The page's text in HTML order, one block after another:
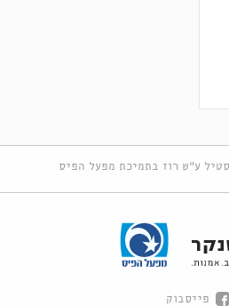
ע"ש רוז בתמיכת מפעל הפיס
פייסבוק